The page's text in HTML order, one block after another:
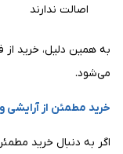
اصالت ندارند
به همین دلیل، خرید از
می‌شود.
خرید مطمئن از آرایشی و
اگر به دنبال خرید